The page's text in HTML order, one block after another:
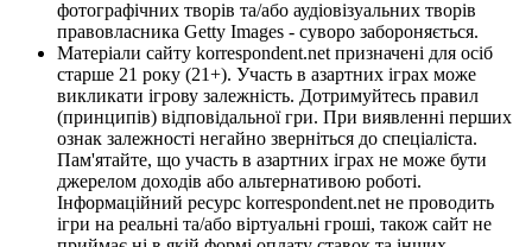
фотографічних творів та/або аудіовізуальних творів
правовласника Getty Images - суворо забороняється.
Матеріали сайту korrespondent.net призначені для осіб
старше 21 року (21+). Участь в азартних іграх може
викликати ігрову залежність. Дотримуйтесь правил
(принципів) відповідальної гри. При виявленні перших
ознак залежності негайно зверніться до спеціаліста.
Пам'ятайте, що участь в азартних іграх не може бути
джерелом доходів або альтернативою роботі.
Інформаційний ресурс korrespondent.net не проводить
ігри на реальні та/або віртуальні гроші, також сайт не